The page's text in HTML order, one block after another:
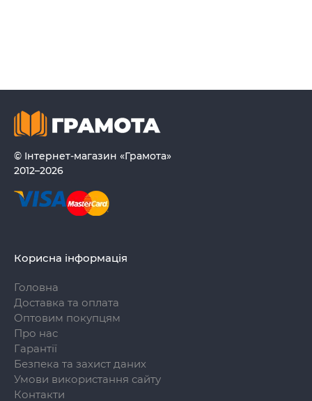
© Інтернет-магазин «Грамота»
2012–2026
Корисна інформація
Головна
Доставка та оплата
Оптовим покупцям
Про нас
Гарантії
Безпека та захист даних
Умови використання сайту
Контакти